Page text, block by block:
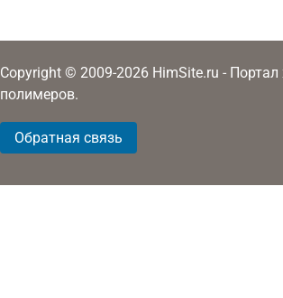
Copyright © 2009-2026 HimSite.ru -
полимеров.
Обратная связь